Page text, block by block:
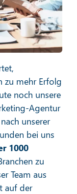
zu mehr Erfolg
noch unsere
Agentur
unserer
bei uns
1000
zu
Team aus
auf der